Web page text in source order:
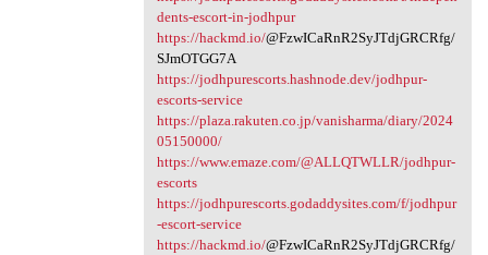
dents-escort-in-jodhpur
https://hackmd.io/@FzwICaRnR2SyJTdjGRCRfg/
SJmOTGG7A
https://jodhpurescorts.hashnode.dev/jodhpur-
escorts-service
https://plaza.rakuten.co.jp/vanisharma/diary/2024
05150000/
https://www.emaze.com/@ALLQTWLLR/jodhpur-
escorts
https://jodhpurescorts.godaddysites.com/f/jodhpur
-escort-service
https://hackmd.io/@FzwICaRnR2SyJTdjGRCRfg/